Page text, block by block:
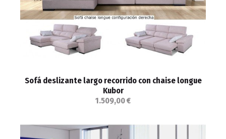
Sofá deslizante largo recorrido con chaise longue
Kubor
1.509,00 €